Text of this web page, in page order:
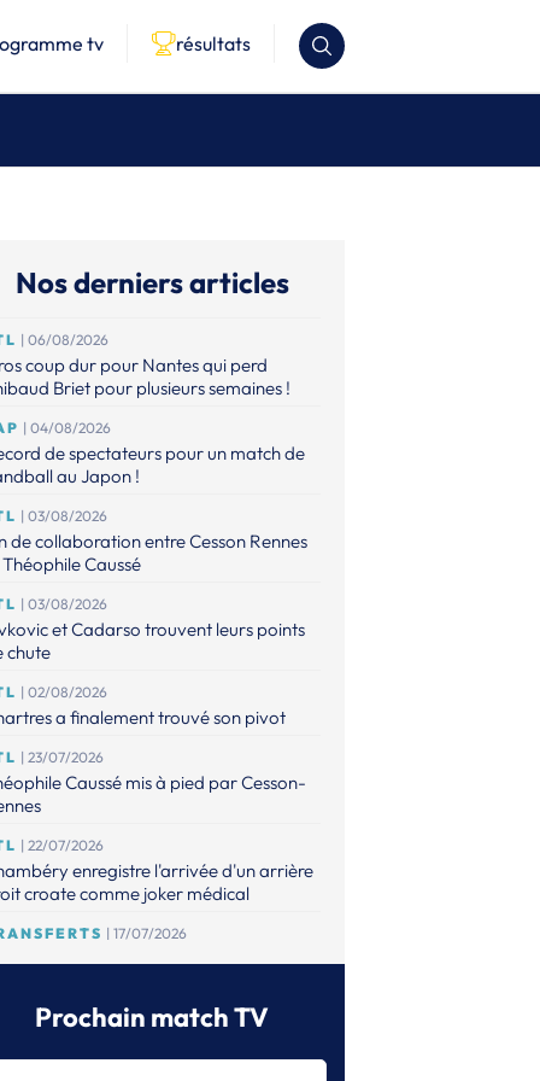
tv résultats
Nos derniers articles
| 06/08/2026
coup dur pour Nantes qui perd
Briet pour plusieurs semaines !
| 04/08/2026
de spectateurs pour un match de
au Japon !
| 03/08/2026
de collaboration entre Cesson Rennes
Caussé
| 03/08/2026
et Cadarso trouvent leurs points
chute
| 02/08/2026
a finalement trouvé son pivot
| 23/07/2026
Caussé mis à pied par Cesson-
| 22/07/2026
enregistre l'arrivée d'un arrière
croate comme joker médical
| 17/07/2026
point sur les mises à jour de l'espace
| 16/07/2026
Prochain match TV